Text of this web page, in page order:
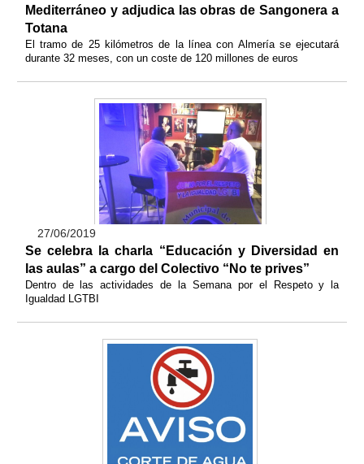
Mediterráneo y adjudica las obras de Sangonera a
Totana
El tramo de 25 kilómetros de la línea con Almería se ejecutará
durante 32 meses, con un coste de 120 millones de euros
27/06/2019
Se celebra la charla “Educación y Diversidad en
las aulas” a cargo del Colectivo “No te prives”
Dentro de las actividades de la Semana por el Respeto y la
Igualdad LGTBI